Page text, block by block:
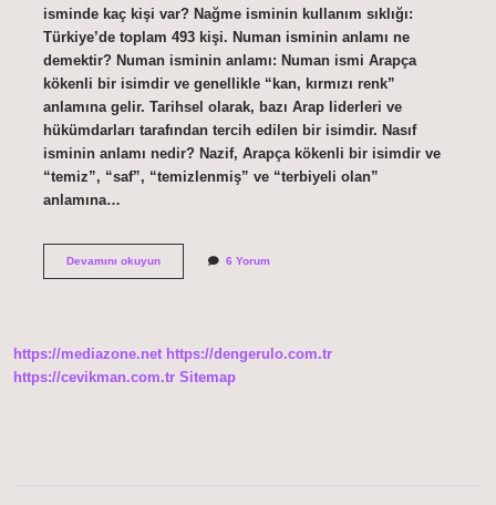
isminde kaç kişi var? Nağme isminin kullanım sıklığı:
Türkiye’de toplam 493 kişi. Numan isminin anlamı ne
demektir? Numan isminin anlamı: Numan ismi Arapça
kökenli bir isimdir ve genellikle “kan, kırmızı renk”
anlamına gelir. Tarihsel olarak, bazı Arap liderleri ve
hükümdarları tarafından tercih edilen bir isimdir. Nasıf
isminin anlamı nedir? Nazif, Arapça kökenli bir isimdir ve
“temiz”, “saf”, “temizlenmiş” ve “terbiyeli olan”
anlamına…
Devamını okuyunNağme
6 Yorum
https://mediazone.net https://dengerulo.com.tr
https://cevikman.com.tr Sitemap